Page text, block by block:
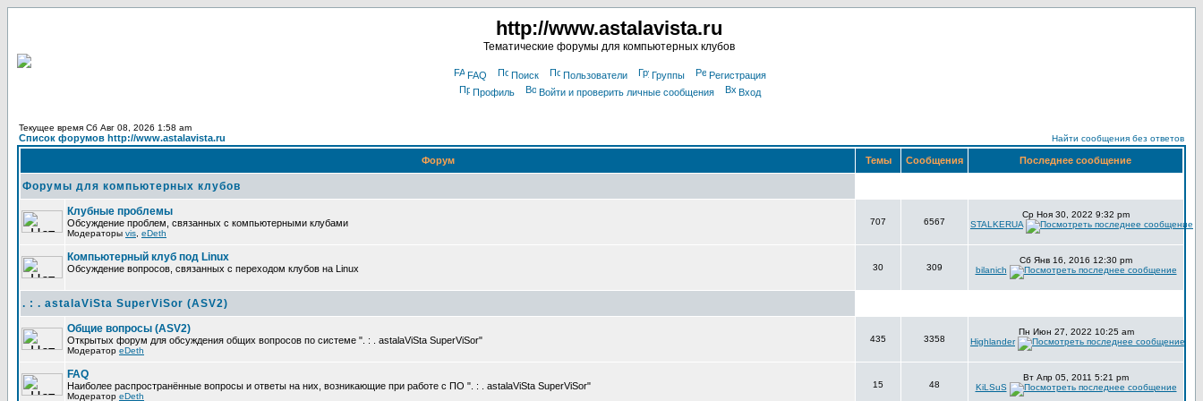
http://www.astalavista.ru
Тематические форумы для компьютерных клубов
FAQ Поиск Пользователи Группы
Регистрация
Профиль
Войти и проверить личные сообщения Вход
Текущее время Сб Авг 08, 2026 1:58 am
Список форумов http://www.astalavista.ru Найти сообщения без ответов
Форум Темы Сообщения Последнее сообщение
Форумы для компьютерных клубов
Клубные проблемы
Обсуждение проблем, связанных с компьютерными клубами
Модераторы vis eDeth
707 6567
Ср Ноя 30, 2022 9:32 pm
STALKERUA
Компьютерный клуб под Linux
Обсуждение вопросов, связанных с переходом клубов на Linux 30 309
Сб Янв 16, 2016 12:30 pm
bilanich
. : . astalaViSta SuperViSor (ASV2)
Общие вопросы (ASV2)
Открытых форум для обсуждения общих вопросов по системе ". : . astalaViSta SuperViSor"
Модератор eDeth
435 3358
Пн Июн 27, 2022 10:25 am
Highlander
FAQ
Наиболее распространённые вопросы и ответы на них, возникающие при работе с ПО ". : . astalaViSta SuperViSor"
Модератор eDeth
15 48
Вт Апр 05, 2011 5:21 pm
KiLSuS